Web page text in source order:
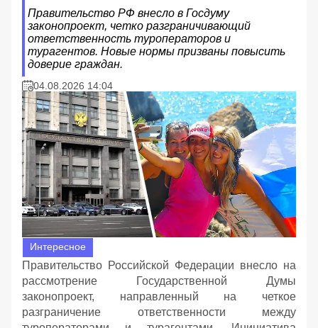
Правительство РФ внесло в Госдуму
законопроект, четко разграничивающий
ответственность туроператоров и
турагентов. Новые нормы призваны повысить
доверие граждан.
04.08.2026 14:04
Интересное
Правительство Российской Федерации внесло на
рассмотрение Государственной Думы
законопроект, направленный на четкое
разграничение ответственности между